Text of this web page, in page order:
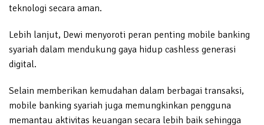
teknologi secara aman.
Lebih lanjut, Dewi menyoroti peran penting mobile banking
syariah dalam mendukung gaya hidup cashless generasi
digital.
Selain memberikan kemudahan dalam berbagai transaksi,
mobile banking syariah juga memungkinkan pengguna
memantau aktivitas keuangan secara lebih baik sehingga